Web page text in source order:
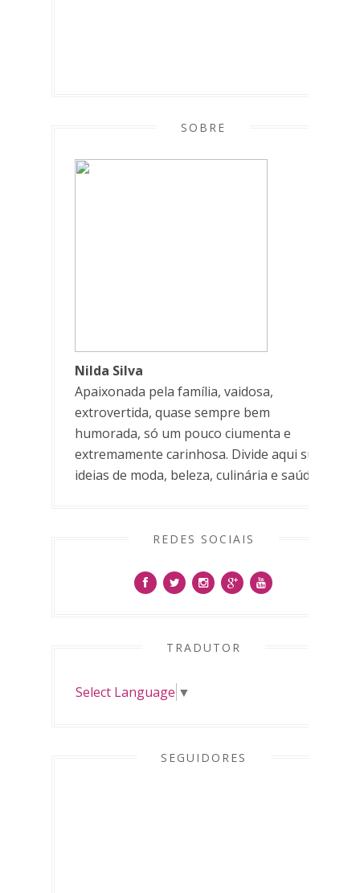
SOBRE
Nilda Silva
Apaixonada pela família, vaidosa,
extrovertida, quase sempre bem
humorada, só um pouco ciumenta e
extremamente carinhosa. Divide aqui suas
ideias de moda, beleza, culinária e saúde.
REDES SOCIAIS
TRADUTOR
Select Language ▼
SEGUIDORES